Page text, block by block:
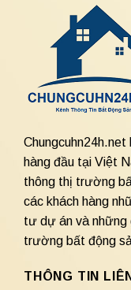
hàng đầu tại Việt
thông thị trường
các khách hàng
tư dự án và những
trường bất động
THÔNG TIN